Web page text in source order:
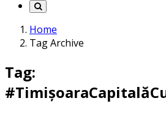
Home
Tag Archive
Tag: